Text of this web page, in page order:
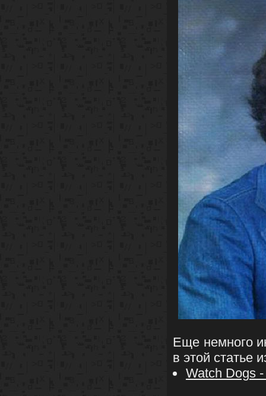
Еще немного
в этой статье
Watch Dogs